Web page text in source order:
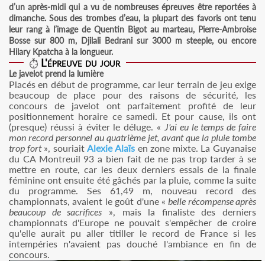
d’un après-midi qui a vu de nombreuses épreuves être reportées à
dimanche. Sous des trombes d’eau, la plupart des favoris ont tenu
leur rang à l’image de Quentin Bigot au marteau, Pierre-Ambroise
Bosse sur 800 m, Djilali Bedrani sur 3000 m steeple, ou encore
Hilary Kpatcha à la longueur.
L'épreuve du jour
Le javelot prend la lumière
Placés en début de programme, car leur terrain de jeu exige
beaucoup de place pour des raisons de sécurité, les
concours de javelot ont parfaitement profité de leur
positionnement horaire ce samedi. Et pour cause, ils ont
(presque) réussi à éviter le déluge. « J'ai eu le temps de faire
mon record personnel au quatrième jet, avant que la pluie tombe
trop fort», souriaitAlexie Alaïs en zone mixte. La Guyanaise
du CA Montreuil 93 a bien fait de ne pas trop tarder à se
mettre en route, car les deux derniers essais de la finale
féminine ont ensuite été gâchés par la pluie, comme la suite
du programme. Ses 61,49 m, nouveau record des
championnats, avaient le goût d'une «belle récompense après
beaucoup de sacrifices », mais la finaliste des derniers
championnats d'Europe ne pouvait s'empêcher de croire
qu'elle aurait pu aller titiller le record de France si les
intempéries n'avaient pas douché l'ambiance en fin de
concours.